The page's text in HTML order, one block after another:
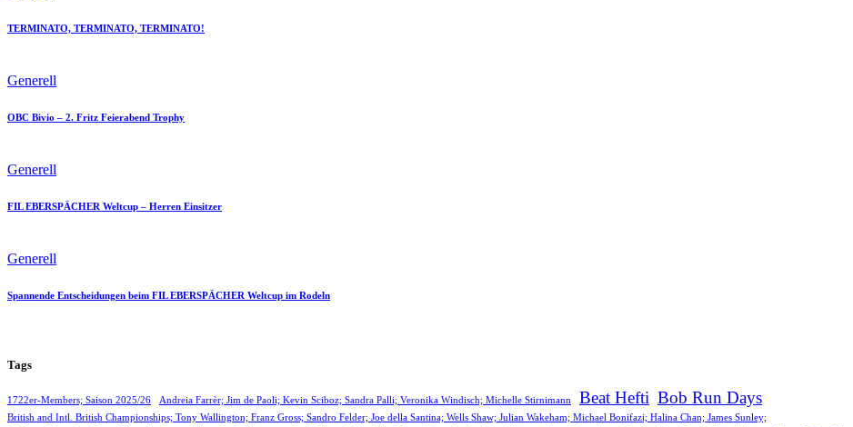
TERMINATO, TERMINATO, TERMINATO!
Generell
OBC Bivio – 2. Fritz Feierabend Trophy
Generell
FIL EBERSPÄCHER Weltcup – Herren Einsitzer
Generell
Spannende Entscheidungen beim FIL EBERSPÄCHER Weltcup im Rodeln
Tags
1722er-Members; Saison 2025/26 Andreia Farrèr; Jim de Paoli; Kevin Sciboz; Sandra Palli; Veronika Windisch; Michelle Stirnimann Beat Hefti Bob Run Days
British and Intl. British Championships; Tony Wallington; Franz Gross; Sandro Felder; Joe della Santina; Wells Shaw; Julian Wakeham; Michael Bonifazi; Halina Chan; James Sunley;